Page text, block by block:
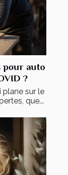
pour auto
?
plane sur le
que...